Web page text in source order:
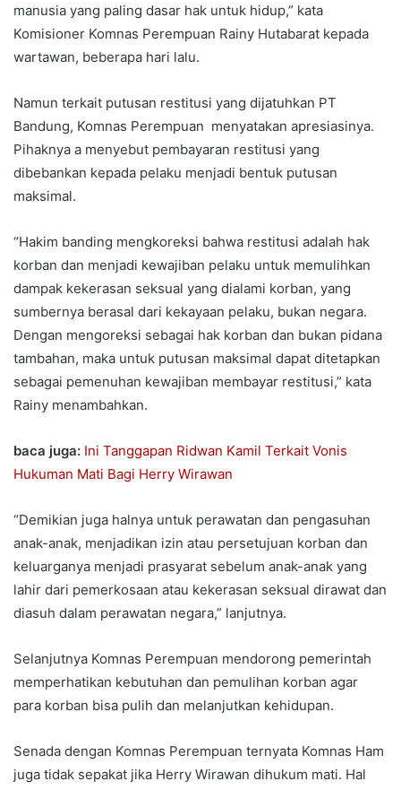
manusia yang paling dasar hak untuk hidup,” kata
Komisioner Komnas Perempuan Rainy Hutabarat kepada
wartawan, beberapa hari lalu.
Namun terkait putusan restitusi yang dijatuhkan PT
Bandung, Komnas Perempuan menyatakan apresiasinya.
Pihaknya a menyebut pembayaran restitusi yang
dibebankan kepada pelaku menjadi bentuk putusan
maksimal.
“Hakim banding mengkoreksi bahwa restitusi adalah hak
korban dan menjadi kewajiban pelaku untuk memulihkan
dampak kekerasan seksual yang dialami korban, yang
sumbernya berasal dari kekayaan pelaku, bukan negara.
Dengan mengoreksi sebagai hak korban dan bukan pidana
tambahan, maka untuk putusan maksimal dapat ditetapkan
sebagai pemenuhan kewajiban membayar restitusi,” kata
Rainy menambahkan.
baca juga: Ini Tanggapan Ridwan Kamil Terkait Vonis
Hukuman Mati Bagi Herry Wirawan
“Demikian juga halnya untuk perawatan dan pengasuhan
anak-anak, menjadikan izin atau persetujuan korban dan
keluarganya menjadi prasyarat sebelum anak-anak yang
lahir dari pemerkosaan atau kekerasan seksual dirawat dan
diasuh dalam perawatan negara,” lanjutnya.
Selanjutnya Komnas Perempuan mendorong pemerintah
memperhatikan kebutuhan dan pemulihan korban agar
para korban bisa pulih dan melanjutkan kehidupan.
Senada dengan Komnas Perempuan ternyata Komnas Ham
juga tidak sepakat jika Herry Wirawan dihukum mati. Hal